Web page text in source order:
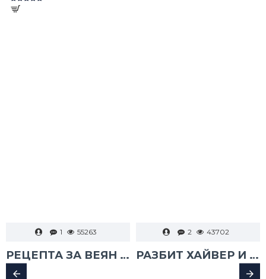
1 55263
РЕЦЕПТА ЗА ВЕЯН ПАЛАМУД
2 43702
РАЗБИТ ХАЙВЕР И ТАРАМА